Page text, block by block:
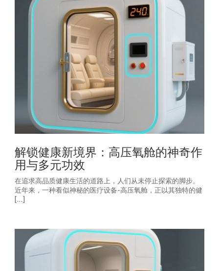
解锁健康新境界：高压氧舱的神奇作
用与多元功效
在追求高品质健康生活的道路上，人们从未停止探索的脚步。
近年来，一种看似神秘的医疗设备-高压氧舱，正以其独特的健
[…]